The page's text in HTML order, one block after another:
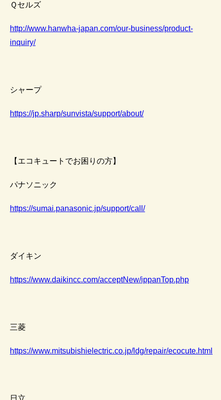
Ｑセルズ
http://www.hanwha-japan.com/our-business/product-
inquiry/
シャープ
https://jp.sharp/sunvista/support/about/
【エコキュートでお困りの方】
パナソニック
https://sumai.panasonic.jp/support/call/
ダイキン
https://www.daikincc.com/acceptNew/ippanTop.php
三菱
https://www.mitsubishielectric.co.jp/ldg/repair/ecocute.html
日立